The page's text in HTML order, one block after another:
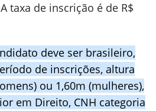
taxa de inscrição é de R$
deve ser brasileiro,
de inscrições, altura
ou 1,60m (mulheres),
em Direito, CNH categoria